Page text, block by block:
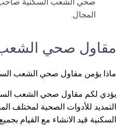
المجال.
مقاول صحي الشعب
ماذا يؤمن مقاول صحي الشعب
يؤدي لكم مقاول صحي الشعب
التمديد للأدوات الصحية لمختلف
السكنية قيد الانشاء مع القيام